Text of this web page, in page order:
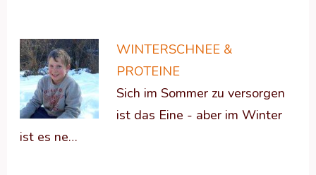
WINTERSCHNEE &
PROTEINE
Sich im Sommer zu versorgen
ist das Eine - aber im Winter
ist es ne…